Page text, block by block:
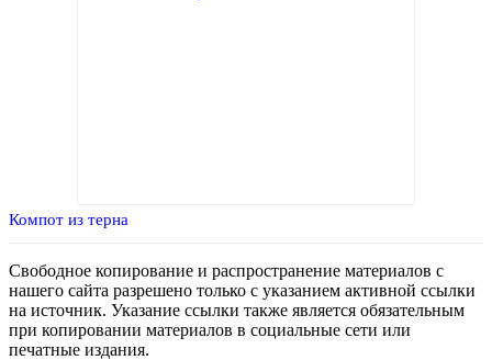
Компот из терна
Свободное копирование и распространение материалов с
нашего сайта разрешено только с указанием активной ссылки
на источник. Указание ссылки также является обязательным
при копировании материалов в социальные сети или
печатные издания.